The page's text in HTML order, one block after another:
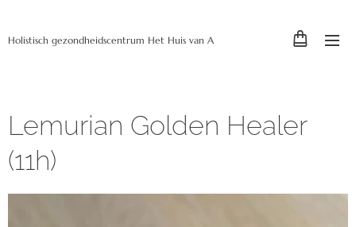
Holistisch gezondheidscentrum Het Huis van A
Lemurian Golden Healer
(11h)